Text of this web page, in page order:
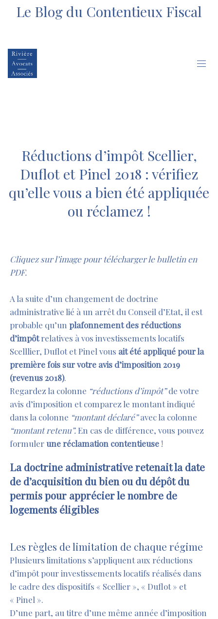
Le Blog du Contentieux Fiscal
Réductions d’impôt Scellier,
Duflot et Pinel 2018 : vérifiez
qu’elle vous a bien été appliquée
ou réclamez !
Cliquez sur l’image pour télécharger le bulletin en
PDF.
A la suite d’un changement de doctrine
administrative lié à un arrêt du Conseil d’Etat, il est
probable qu’un plafonnement des réductions
d’impôtrelatives à vos investissements locatifs
Scelllier, Duflot et Pinel vous ait été appliqué pour la
première fois sur votre avis d’imposition 2019
(revenus 2018).
Regardez la colonne “réductions d’impôt”de votre
avis d’imposition et comparez le montant indiqué
dans la colonne “montant déclaré”avec la colonne
“montant retenu”.En cas de différence, vous pouvez
formulerune réclamation contentieuse !
La doctrine administrative retenait la date
de d’acquisition du bien ou du dépôt du
permis pour apprécier le nombre de
logements éligibles
Les règles de limitation de chaque régime
Plusieurs limitations s’appliquent aux réductions
d’impôt pour investissements locatifs réalisés dans
le cadre des dispositifs « Scellier », « Duflot » et
« Pinel ».
D’une part, au titre d’une même année d’imposition